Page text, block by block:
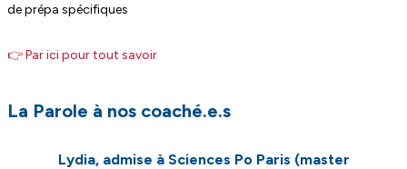
de prépa spécifiques
👉 Par ici pour tout savoir
La Parole à nos coaché.e.s
Lydia, admise à Sciences Po Paris (master